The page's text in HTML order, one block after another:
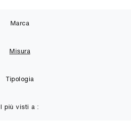
Marca
Misura
Tipologia
I più visti a :